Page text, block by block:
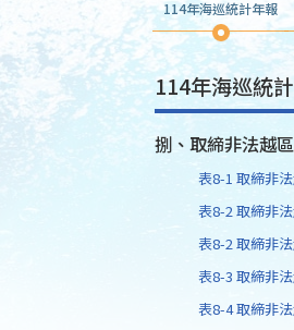
114年海巡統計年報
114年海巡統
捌、取締非法越
表8-1 取締非
表8-2 取締非
表8-2 取締非
表8-3 取締非
表8-4 取締非